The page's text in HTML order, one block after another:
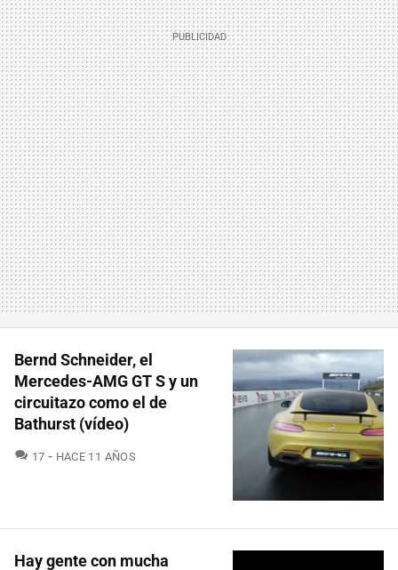
Bernd Schneider, el
Mercedes-AMG GT S y un
circuitazo como el de
Bathurst (vídeo)
17 COMENTARIOS
HACE 11 AÑOS
Hay gente con mucha